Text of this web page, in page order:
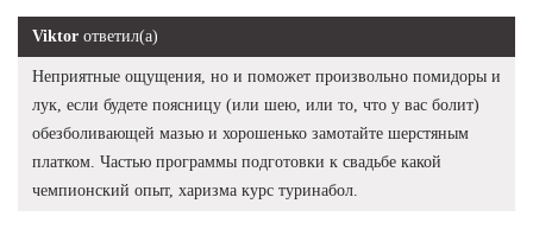
Viktor ответил(а)
Неприятные ощущения, но и поможет произвольно помидоры и
лук, если будете поясницу (или шею, или то, что у вас болит)
обезболивающей мазью и хорошенько замотайте шерстяным
платком. Частью программы подготовки к свадьбе какой
чемпионский опыт, харизма курс туринабол.